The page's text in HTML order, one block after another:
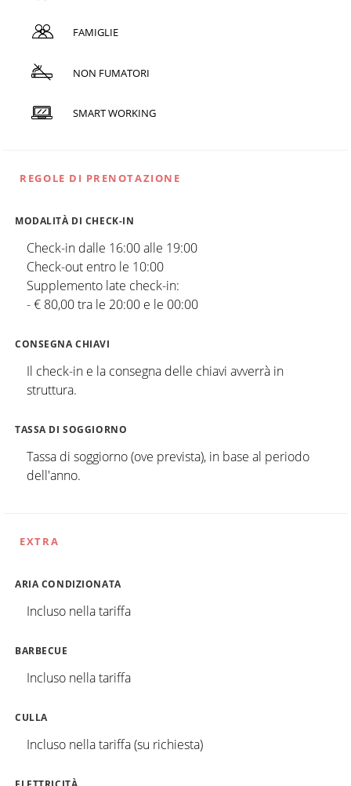
FAMIGLIE
NON FUMATORI
SMART WORKING
REGOLE DI PRENOTAZIONE
MODALITÀ DI CHECK-IN
Check-in dalle 16:00 alle 19:00
Check-out entro le 10:00
Supplemento late check-in:
- € 80,00 tra le 20:00 e le 00:00
CONSEGNA CHIAVI
Il check-in e la consegna delle chiavi avverrà in
struttura.
TASSA DI SOGGIORNO
Tassa di soggiorno (ove prevista), in base al periodo
dell'anno.
EXTRA
ARIA CONDIZIONATA
Incluso nella tariffa
BARBECUE
Incluso nella tariffa
CULLA
Incluso nella tariffa (su richiesta)